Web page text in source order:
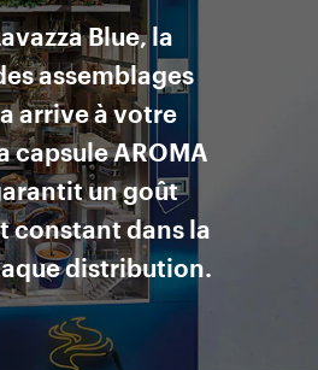
Blue, la
assemblages
arrive à votre
capsule AROMA
un goût
constant dans la
distribution.